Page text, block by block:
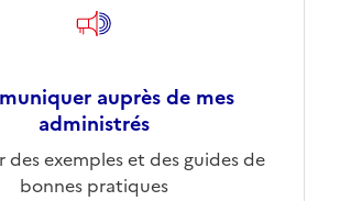
auprès de mes
administrés
des exemples et des guides de
bonnes pratiques